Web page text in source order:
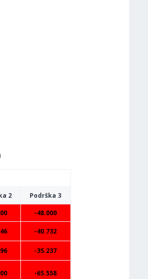
2
Podrška 3
-48.000
-40.732
-35.237
-65.558